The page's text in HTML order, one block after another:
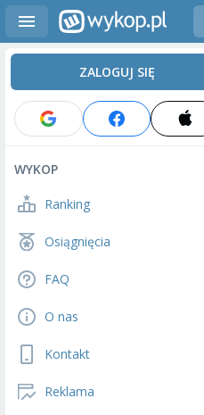
ZALOGUJ SIĘ
WYKOP
Ranking
Osiągnięcia
FAQ
O nas
Kontakt
Reklama